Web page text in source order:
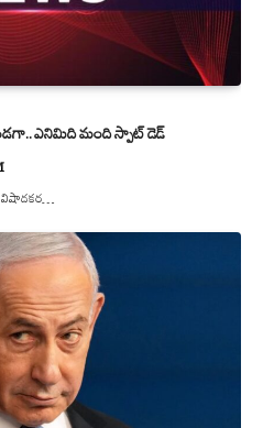
ఎనిమిది మంది స్పాట్ డెడ్
విషాదకర…